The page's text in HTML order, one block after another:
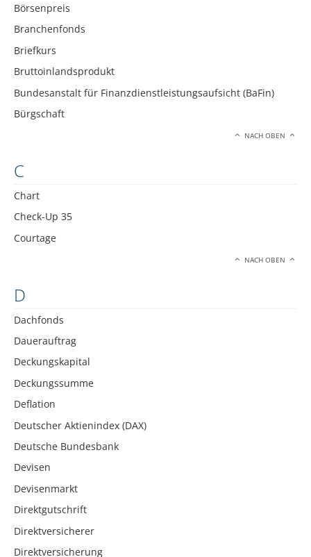
Börsenpreis
Branchenfonds
Briefkurs
Bruttoinlandsprodukt
Bundesanstalt für Finanzdienstleistungsaufsicht (BaFin)
Bürgschaft
NACH OBEN
C
Chart
Check-Up 35
Courtage
NACH OBEN
D
Dachfonds
Dauerauftrag
Deckungskapital
Deckungssumme
Deflation
Deutscher Aktienindex (DAX)
Deutsche Bundesbank
Devisen
Devisenmarkt
Direktgutschrift
Direktversicherer
Direktversicherung